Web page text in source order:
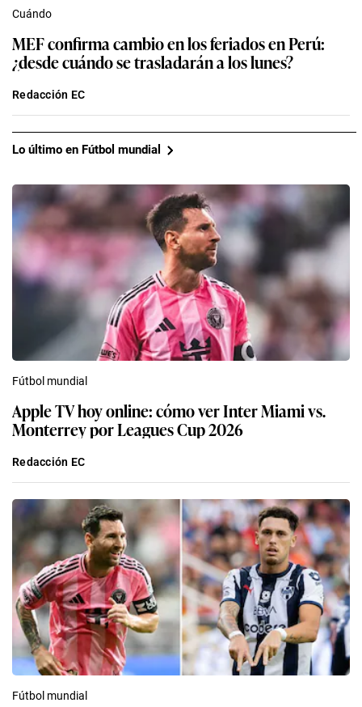
Cuándo
MEF confirma cambio en los feriados en Perú:
¿desde cuándo se trasladarán a los lunes?
Redacción EC
Lo último en Fútbol mundial
Fútbol mundial
Apple TV hoy online: cómo ver Inter Miami vs.
Monterrey por Leagues Cup 2026
Redacción EC
Fútbol mundial